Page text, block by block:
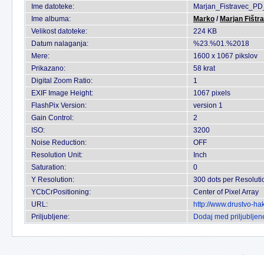
Ime datoteke:
Ime albuma:
Marko / Marjan
Velikost datoteke:
224 KB
Datum nalaganja:
%23.%01.%2018
Mere:
1600 x 1067 pikslov
Prikazano:
58 krat
Digital Zoom Ratio:
1
EXIF Image Height:
1067 pixels
FlashPix Version:
version 1
Gain Control:
2
ISO:
3200
Noise Reduction:
OFF
Resolution Unit:
Inch
Saturation:
0
Y Resolution:
300 dots per
YCbCrPositioning:
Center of Pixel Array
URL:
http://www.drustvo-
Priljubljene:
Dodaj med